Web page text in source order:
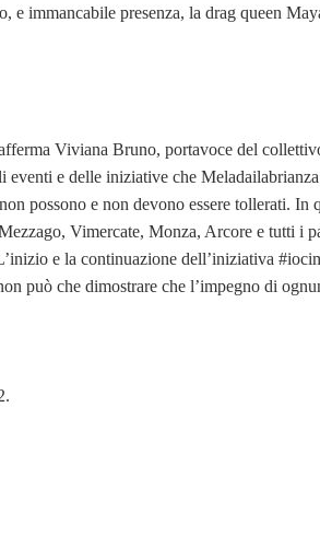
e immancabile presenza, la drag queen
Viviana Bruno, portavoce del
eventi e delle iniziative che
possono e non devono essere tollerati.
Vimercate, Monza, Arcore e tutti i
e la continuazione dell’iniziativa
può che dimostrare che l’impegno di